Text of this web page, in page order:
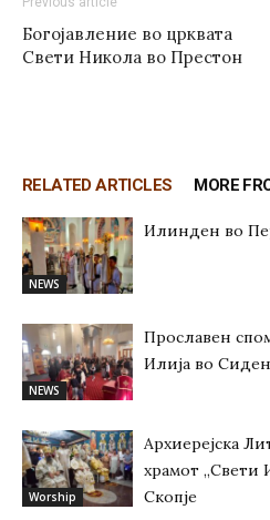
Богојавление во црквата
Свети Никола во Престон
RELATED ARTICLES MORE
NEWS
Илинден во
NEWS
Прославен
Илија во
Worship
Архиерејска
храмот „Свети
Скопје